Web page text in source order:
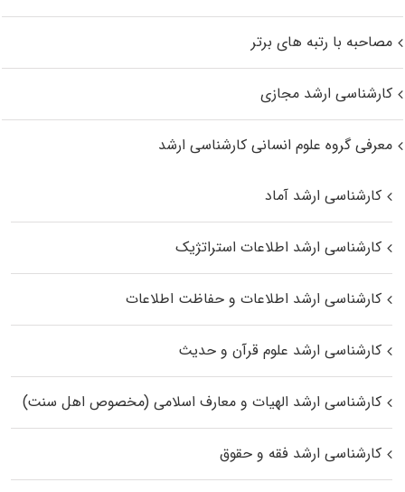
مصاحبه با رتبه های برتر
کارشناسی ارشد مجازی
معرفی گروه علوم انسانی کارشناسی ارشد
کارشناسی ارشد آماد
کارشناسی ارشد اطلاعات استراتژیک
کارشناسی ارشد اطلاعات و حفاظت اطلاعات
کارشناسی ارشد علوم قرآن و حدیث
کارشناسی ارشد الهیات و معارف اسلامی (مخصوص اهل سنت)
کارشناسی ارشد فقه و حقوق